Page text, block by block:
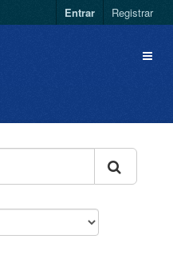
Entrar Registrar